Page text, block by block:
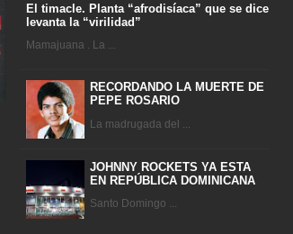
El timacle. Planta “afrodisíaca” que se dice
levanta la “virilidad”
Mamajuana . La ...
RECORDANDO LA MUERTE DE
PEPE ROSARIO
La madrugada del ...
JOHNNY ROCKETS YA ESTA
EN REPÚBLICA DOMINICANA
Santo Domingo ...